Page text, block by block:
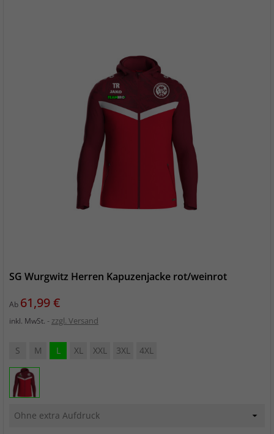
SG Wurgwitz Herren Kapuzenjacke rot/weinrot
Ab Preis
61,99 €
inkl. MwSt. zzgl. Versand
S M L XL XXL 3XL 4XL